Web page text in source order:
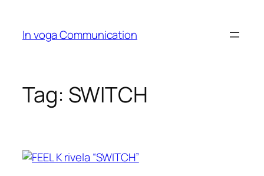
content
In voga Communication
Tag: SWITCH